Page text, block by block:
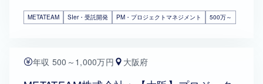
METATEAM SIer・受託開発 PM・プロジェクトマネジメント 500万～
年収 500～1,000万円 大阪府